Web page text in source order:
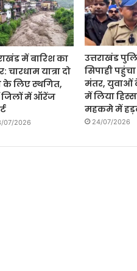
में बारिश का
चारधाम यात्रा दो
के लिए स्थगित,
में ऑरेंज
07/2026
उत्तराखंड
सिपाही
मंतर, युवाओं
में लिया
महकमे में
24/07/2026